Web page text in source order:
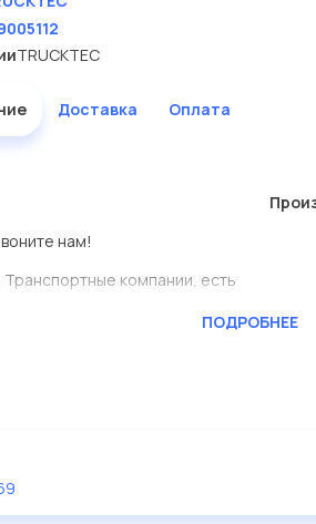
TRUCKTEC
Доставка Оплата
нам!
компании, есть
с гарантией от
ПОДРОБНЕЕ